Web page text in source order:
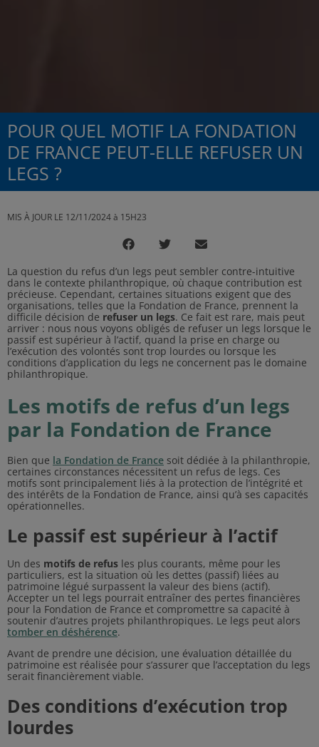
POUR QUEL MOTIF LA FONDATION
DE FRANCE PEUT-ELLE REFUSER UN
LEGS ?
MIS À JOUR LE 12/11/2024 à 15H23
La question du refus d’un legs peut sembler contre-intuitive
dans le contexte philanthropique, où chaque contribution est
précieuse. Cependant, certaines situations exigent que des
organisations, telles que la Fondation de France, prennent la
difficile décision de refuser un legs. Ce fait est rare, mais peut
arriver : nous nous voyons obligés de refuser un legs lorsque le
passif est supérieur à l’actif, quand la prise en charge ou
l’exécution des volontés sont trop lourdes ou lorsque les
conditions d’application du legs ne concernent pas le domaine
philanthropique.
Les motifs de refus d’un legs
par la Fondation de France
Bien que la Fondation de France soit dédiée à la philanthropie,
certaines circonstances nécessitent un refus de legs. Ces
motifs sont principalement liés à la protection de l’intégrité et
des intérêts de la Fondation de France, ainsi qu’à ses capacités
opérationnelles.
Le passif est supérieur à l’actif
Un des motifs de refus les plus courants, même pour les
particuliers, est la situation où les dettes (passif) liées au
patrimoine légué surpassent la valeur des biens (actif).
Accepter un tel legs pourrait entraîner des pertes financières
pour la Fondation de France et compromettre sa capacité à
soutenir d’autres projets philanthropiques. Le legs peut alors
tomber en déshérence.
Avant de prendre une décision, une évaluation détaillée du
patrimoine est réalisée pour s’assurer que l’acceptation du legs
serait financièrement viable.
Des conditions d’exécution trop
lourdes